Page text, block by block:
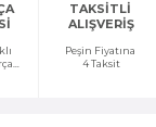
TAKSİTLİ
ALIŞVERİŞ
Peşin Fiyatına
4 Taksit